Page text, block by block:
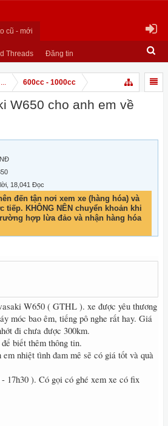
cũ - mới
Threads Đăng tin
... 600cc - 1000cc
W650 cho anh em về
lời, 18,041 Đọc
đến tận nơi xem xe (hàng hóa) và
tiếp. KHÔNG NÊN chuyển khoản khi
hợp lừa đảo và nhận hàng hóa
W650 ( GTHL ). xe được yêu thương
móc bao êm, tiếng pô nghe rất hay. Giá
đi chưa được 300km.
biết thêm thông tin.
nhiệt tình đam mê sẽ có giá tốt và quà
17h30 ). Có gọi có ghé xem xe có fix